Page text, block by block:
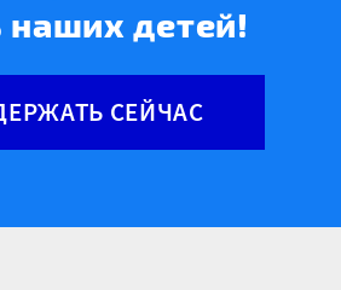
наших детей!
СЕЙЧАС